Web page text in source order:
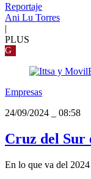
Reportaje
Ani Lu Torres
|
PLUS
G
Empresas
24/09/2024
08:58
Cruz del Sur
En lo que va del